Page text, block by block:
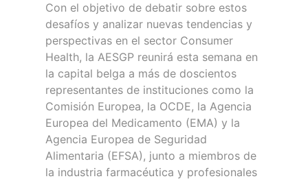
Con el objetivo de debatir sobre estos
desafíos y analizar nuevas tendencias y
perspectivas en el sector Consumer
Health, la AESGP reunirá esta semana en
la capital belga a más de doscientos
representantes de instituciones como la
Comisión Europea, la OCDE, la Agencia
Europea del Medicamento (EMA) y la
Agencia Europea de Seguridad
Alimentaria (EFSA), junto a miembros de
la industria farmacéutica y profesionales